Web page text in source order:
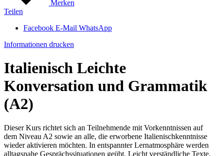
Merken
Teilen
Facebook E-Mail WhatsApp
Informationen drucken
Italienisch Leichte
Konversation und Grammatik
(A2)
Dieser Kurs richtet sich an Teilnehmende mit Vorkenntnissen auf
dem Niveau A2 sowie an alle, die erworbene Italienischkenntnisse
wieder aktivieren möchten. In entspannter Lernatmosphäre werden
alltagsnahe Gesprächssituationen geübt. Leicht verständliche Texte,